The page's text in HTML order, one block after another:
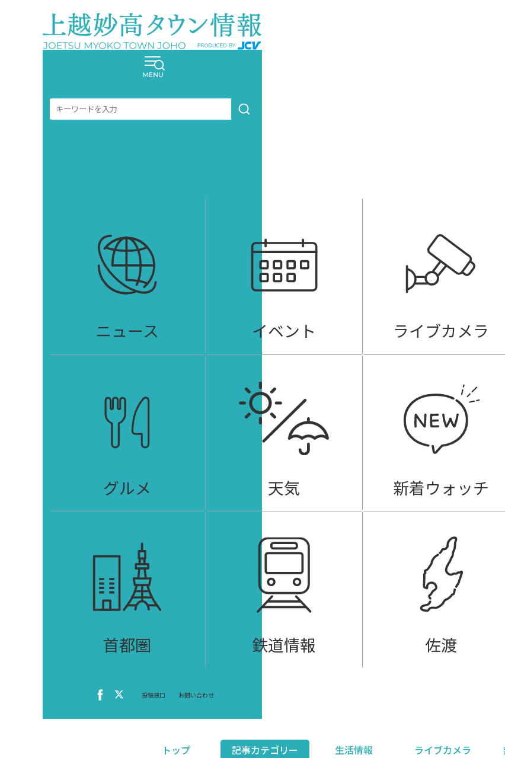
ニュース イベント ライブカメラ
グルメ 天気 新着ウォッチ
首都圏 鉄道情報 佐渡
投稿窓口 お問い合わせ
トップ
記事カテゴリー
生活情報
ライブカメラ